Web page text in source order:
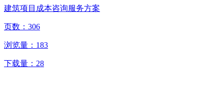
建筑项目成本咨询服务方案
页数： 306
浏览量： 183
下载量： 28